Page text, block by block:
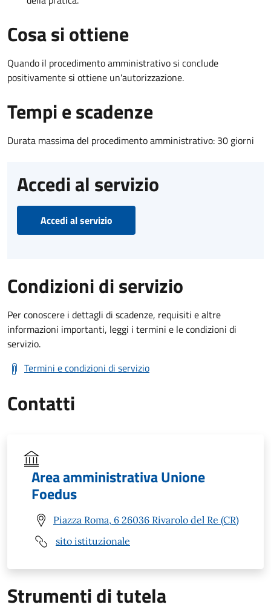
Cosa si ottiene
Quando il procedimento amministrativo si conclude
positivamente si ottiene un'autorizzazione.
Tempi e scadenze
Durata massima del procedimento amministrativo: 30 giorni
Accedi al servizio
Accedi al servizio
Condizioni di servizio
Per conoscere i dettagli di scadenze, requisiti e altre
informazioni importanti, leggi i termini e le condizioni di
servizio.
Termini e condizioni di servizio
Contatti
Area amministrativa Unione
Foedus
Piazza Roma, 6 26036 Rivarolo del Re (CR)
sito istituzionale
Strumenti di tutela